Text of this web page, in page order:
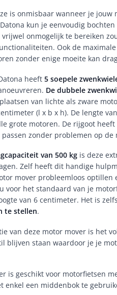
is onmisbaar wanneer je
kun je eenvoudig
onmogelijk te bereiken
Ook de
zonder enige moeite kan
heeft 5 soepele
De dubbele
van lichte als zware
(l x b x h). De lengte
grote motoren. De rijgoot
zonder problemen op de
van 500 kg is deze
Zelf heeft dit handige
mover probleemloos optillen
voor het standaard van je
van 6 centimeter. Het is zelfs
te stellen.
van deze motor mover is het
blijven staan waardoor je je
is geschikt voor motorfietsen
enkel een middenbok te